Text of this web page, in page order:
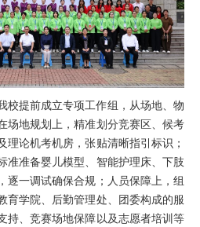
校提前成立专项工作组，从场地、物
场地规划上，精准划分竞赛区、候考
理论机考机房，张贴清晰指引标识；
准准备婴儿模型、智能护理床、下肢
逐一调试确保合规；人员保障上，组
育学院、后勤管理处、团委构成的服
持、竞赛场地保障以及志愿者培训等